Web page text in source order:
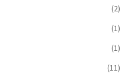
(2)
(1)
(1)
(11)